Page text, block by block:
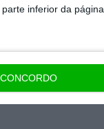
inferior da página.
CONCORDO